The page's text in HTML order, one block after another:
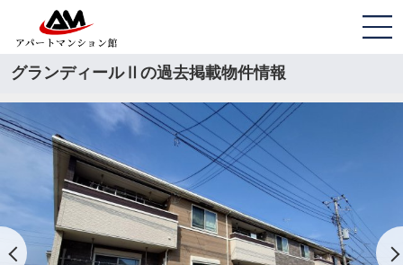
グランディールⅡの過去掲載物件情報